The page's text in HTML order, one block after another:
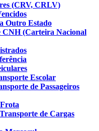
(CRV, CRLV)
Outro Estado
CNH (Carteira Nacional
Escolar
de Passageiros
de Cargas